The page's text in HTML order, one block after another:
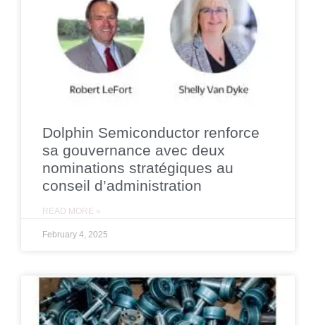
Dolphin Semiconductor renforce
sa gouvernance avec deux
nominations stratégiques au
conseil d’administration
READ MORE »
February 4, 2025